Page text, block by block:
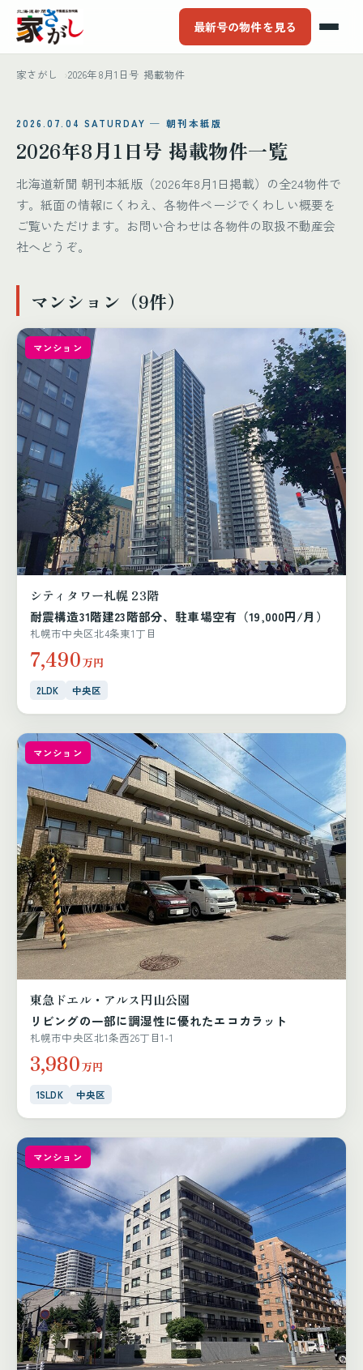
最新号の物件を見る
家さがし 2026年8月1日号 掲載物件
2026.07.04 SATURDAY ─ 朝刊本紙版
2026年8月1日号 掲載物件一覧
北海道新聞 朝刊本紙版（2026年8月1日掲載）の全24物件で
す。紙面の情報にくわえ、各物件ページでくわしい概要を
ご覧いただけます。お問い合わせは各物件の取扱不動産会
社へどうぞ。
マンション（9件）
マンション
シティタワー札幌 23階
耐震構造31階建23階部分、駐車場空有（19,000円/月）
札幌市中央区北4条東1丁目
7,490万円
2LDK 中央区
マンション
東急ドエル・アルス円山公園
リビングの一部に調湿性に優れたエコカラット
札幌市中央区北1条西26丁目1-1
3,980万円
1SLDK 中央区
マンション